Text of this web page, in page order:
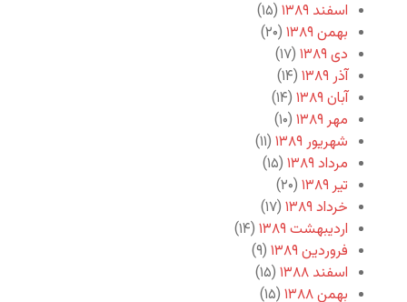
اسفند ۱۳۸۹
(۱۵)
بهمن ۱۳۸۹
(۲۰)
دی ۱۳۸۹
(۱۷)
آذر ۱۳۸۹
(۱۴)
آبان ۱۳۸۹
(۱۴)
مهر ۱۳۸۹
(۱۰)
شهریور ۱۳۸۹
(۱۱)
مرداد ۱۳۸۹
(۱۵)
تیر ۱۳۸۹
(۲۰)
خرداد ۱۳۸۹
(۱۷)
اردیبهشت ۱۳۸۹
(۱۴)
فروردین ۱۳۸۹
(۹)
اسفند ۱۳۸۸
(۱۵)
بهمن ۱۳۸۸
(۱۵)